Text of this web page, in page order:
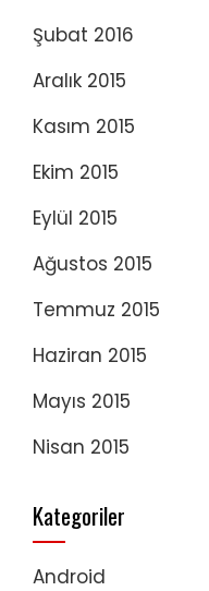
Şubat 2016
Aralık 2015
Kasım 2015
Ekim 2015
Eylül 2015
Ağustos 2015
Temmuz 2015
Haziran 2015
Mayıs 2015
Nisan 2015
Kategoriler
Android